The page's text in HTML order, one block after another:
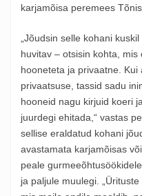
karjamõisa peremees Tõnis.
„Jõudsin selle kohani
huvitav – otsisin kohta, mis
hooneteta ja privaatne.
privaatsuse, tassid sadu
hooneid nagu kirjuid koeri
juurdegi ehitada,“ vastas
sellise eraldatud kohani
avastamata karjamõisas
peale
ja paljule muulegi.